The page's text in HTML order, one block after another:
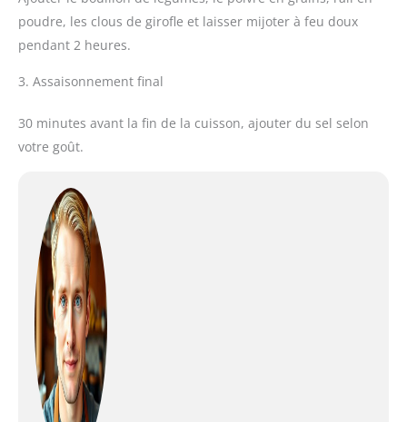
poudre, les clous de girofle et laisser mijoter à feu doux
pendant 2 heures.
3. Assaisonnement final
30 minutes avant la fin de la cuisson, ajouter du sel selon
votre goût.